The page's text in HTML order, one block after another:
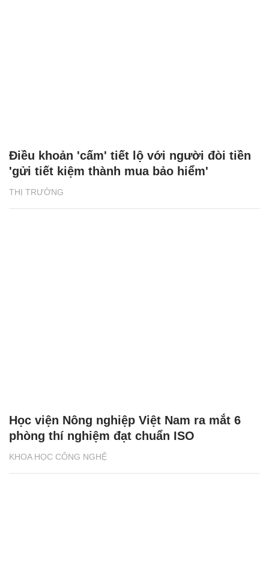
THỊ TRƯỜNG
Điều khoản 'cấm' tiết lộ với người đòi tiền
'gửi tiết kiệm thành mua bảo hiểm'
KHOA HỌC CÔNG NGHỆ
Học viện Nông nghiệp Việt Nam ra mắt 6
phòng thí nghiệm đạt chuẩn ISO